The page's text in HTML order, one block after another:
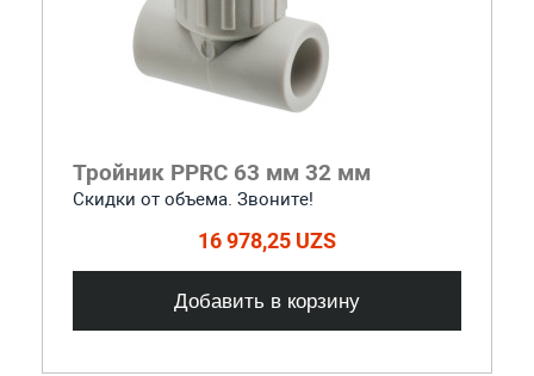
Тройник PPRC 63 мм 32 мм
Скидки от объема. Звоните!
16 978,25 UZS
Добавить в корзину